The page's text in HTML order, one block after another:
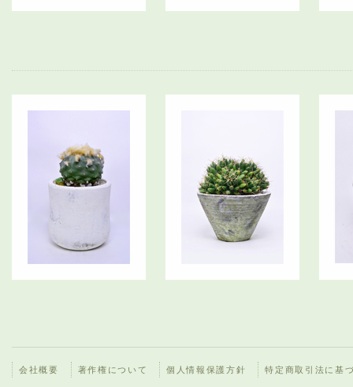
会社概要 著作権について 個人情報保護方針 特定商取引法に基